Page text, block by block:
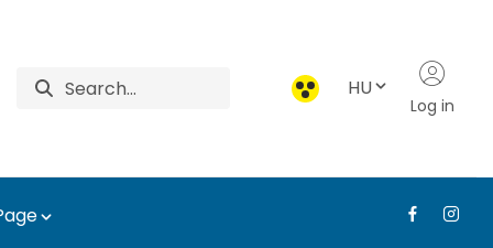
HU
Log in